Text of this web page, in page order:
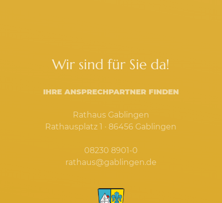
Wir sind für Sie da!
IHRE ANSPRECHPARTNER FINDEN
Rathaus Gablingen
Rathausplatz 1 · 86456 Gablingen
08230 8901-0
rathaus@gablingen.de